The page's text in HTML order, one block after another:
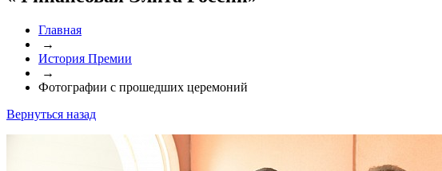
Главная
→
История Премии
→
Фотографии с прошедших церемоний
Вернуться назад